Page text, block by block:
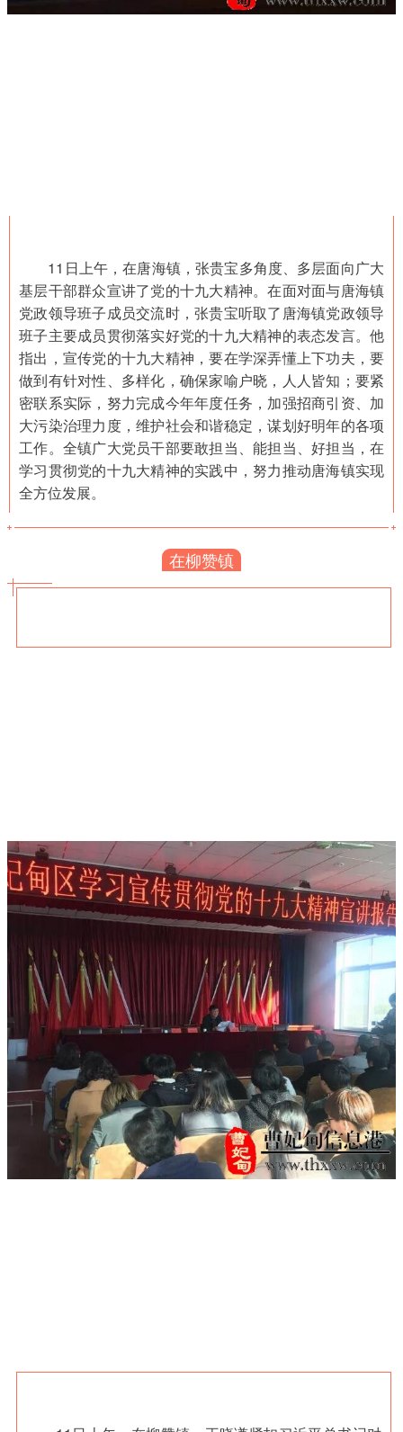
11日上午，在唐海镇，张贵宝多角度、多层面向广大
基层干部群众宣讲了党的十九大精神。在面对面与唐海镇
党政领导班子成员交流时，张贵宝听取了唐海镇党政领导
班子主要成员贯彻落实好党的十九大精神的表态发言。他
指出，宣传党的十九大精神，要在学深弄懂上下功夫，要
做到有针对性、多样化，确保家喻户晓，人人皆知；要紧
密联系实际，努力完成今年年度任务，加强招商引资、加
大污染治理力度，维护社会和谐稳定，谋划好明年的各项
工作。全镇广大党员干部要敢担当、能担当、好担当，在
学习贯彻党的十九大精神的实践中，努力推动唐海镇实现
全方位发展。
在柳赞镇